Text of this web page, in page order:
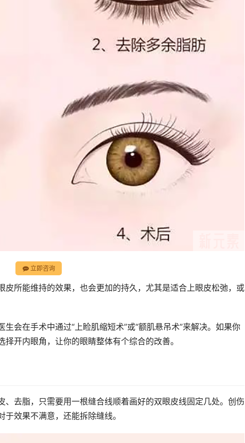
立即咨询
所能维持的效果，也会更加的持久，尤其是适合上眼皮松弛，或
会在手术中通过“上睑肌缩短术”或“额肌悬吊术”来解决。如果你
开内眼角，让你的眼睛整体有个综合的改善。
去脂，只需要用一根缝合线顺着画好的双眼皮线固定几处。创伤
效果不满意，还能拆除缝线。